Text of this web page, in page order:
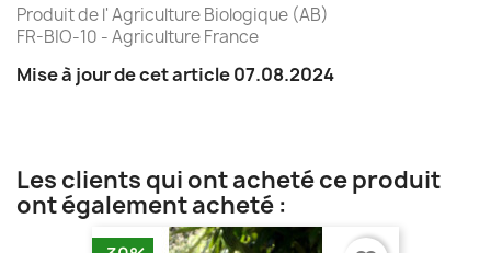
Produit de l' Agriculture Biologique (AB)
FR-BIO-10 - Agriculture France
Mise à jour de cet article 07.08.2024
Les clients qui ont acheté ce produit
ont également acheté :